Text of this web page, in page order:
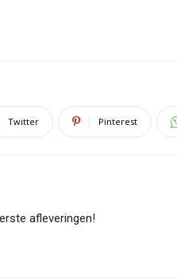
Twitter Pinterest
afleveringen!